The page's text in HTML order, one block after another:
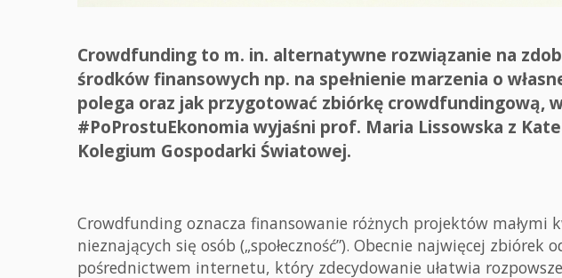
Crowdfunding to m. in. alternatywne rozwiązanie na
środków finansowych np. na spełnienie marzenia o
polega oraz jak przygotować zbiórkę crowdfundingową,
#PoProstuEkonomia wyjaśni prof. Maria Lissowska z
Kolegium Gospodarki Światowej.
Crowdfunding oznacza finansowanie różnych projektów małymi
nieznających się osób („społeczność”). Obecnie najwięcej zbiórek
pośrednictwem internetu, który zdecydowanie ułatwia